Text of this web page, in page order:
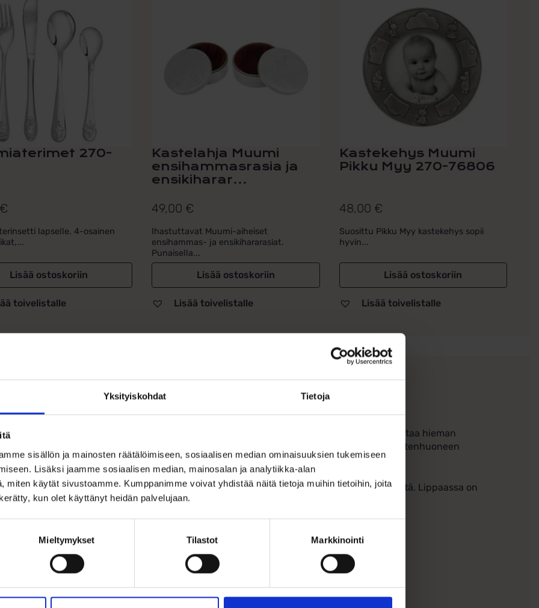
Yksityiskohdat Tietoja
sisällön ja mainosten räätälöimiseen, sosiaalisen median ominaisuuksien tukemiseen
Lisäksi jaamme sosiaalisen median, mainosalan ja analytiikka-alan
miten käytät sivustoamme. Kumppanimme voivat yhdistää näitä tietoja muihin tietoihin, joita
kun olet käyttänyt heidän palvelujaan.
Mieltymykset Tilastot Markkinointi
Pikku Myy Säästölipas – pippurinen lahja pienelle säästäjälle
Pikku Myy -säästölipas on täydellinen lahja kastetilaisuuteen tai muumifanille, joka arvostaa hieman
luonnetta! Valloittava Pikku Myy vartioi tarkasti kolikkovarastoaan ja tuo iloa lastenhuoneen
omalla ilkikurisella olemuksellaan.
tinatusta metallista, säästölipas on kestävä ja pitkäikäinen muisto tärkeästä päivästä. Lippaassa on
kolikoille, ja sen paino ja laatu kertovat aidosta viimeistelystä.
Muumi Pikku Myy Säästölipas
270-
€
lapselle. 4-osainen
Lisää ostoskoriin
toivelistalle
Kastelahja Muumi
ensihammasrasia ja
ensikiharar...
49,00 €
Ihastuttavat Muumi-aiheiset
ensihammas- ja ensikihararasiat.
Punaisella...
Lisää ostoskoriin
Lisää toivelistalle
Kastekehys Muumi
Pikku Myy 270-76806
48,00 €
Suosittu Pikku Myy kastekehys sopii
hyvin...
Lisää ostoskoriin
Lisää toivelistalle